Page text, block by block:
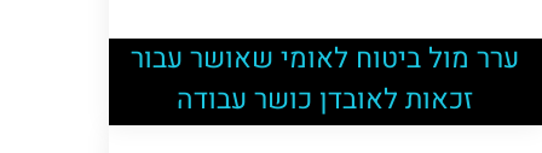
ערר מול ביטוח לאומי שאושר עבור
זכאות לאובדן כושר עבודה